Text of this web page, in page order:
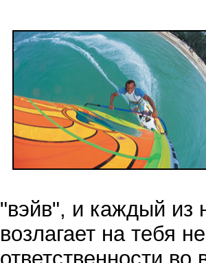
"вэйв", и каждый из
возлагает на тебя